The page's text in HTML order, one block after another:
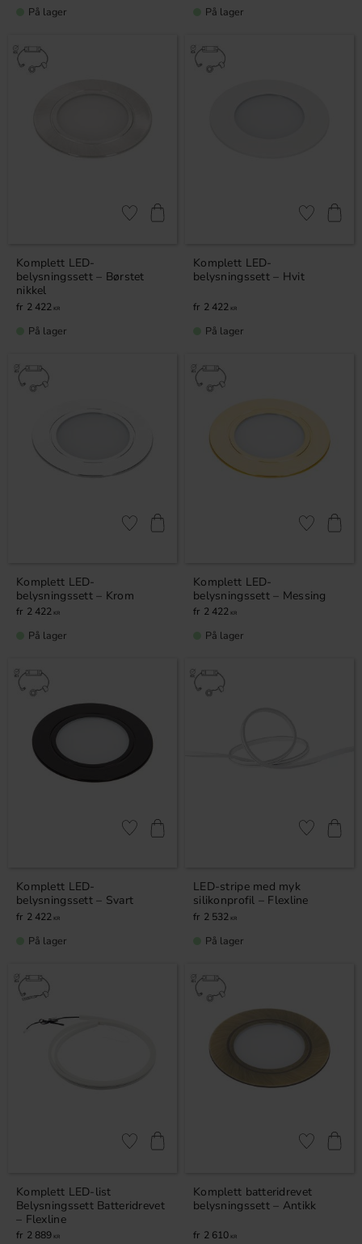
På lager På lager
Komplett LED-
belysningssett – Børstet
nikkel
2 422 KR
Lagre som favoritt
På lager
Komplett LED-
belysningssett – Hvit
2 422 KR
Lagre som
På lager
Komplett LED-
belysningssett – Krom
2 422 KR
Lagre som favoritt
På lager
Komplett LED-
belysningssett – Messing
2 422 KR
Lagre som
På lager
Komplett LED-
belysningssett – Svart
2 422 KR
Lagre som favoritt
På lager
LED-stripe med myk
silikonprofil – Flexline
2 532 KR
Lagre som
På lager
Komplett LED-list
Belysningssett Batteridrevet
– Flexline
2 889 KR
Lagre som favoritt
Komplett batteridrevet
belysningssett – Antikk
2 610 KR
Lagre som